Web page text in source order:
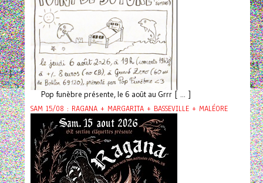
Pop funèbre présente, le 6 août au Grrr [ ... ]
SAM 15/08 : RAGANA + MARGARITA + BASSEVILLE + MALÉORE